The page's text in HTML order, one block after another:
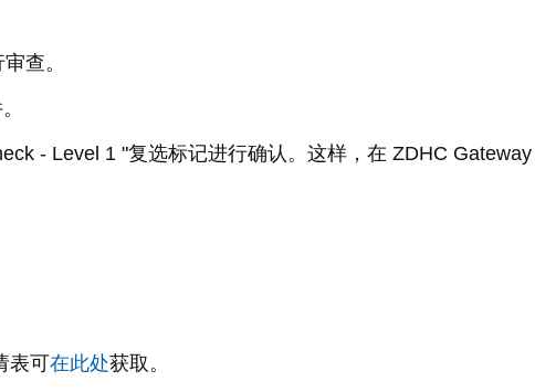
查。
- Level 1 "复选标记进行确认。这样，在 ZDHC
表可在此处获取。